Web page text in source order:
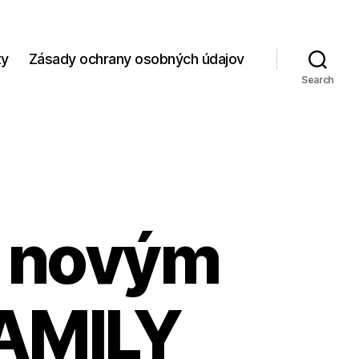
Zásady ochrany osobných údajov
Search